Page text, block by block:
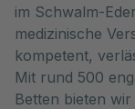
im Schwalm-
medizinische
kompetent,
Mit rund 500
Betten bieten